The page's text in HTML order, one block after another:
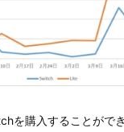
を購入することがで